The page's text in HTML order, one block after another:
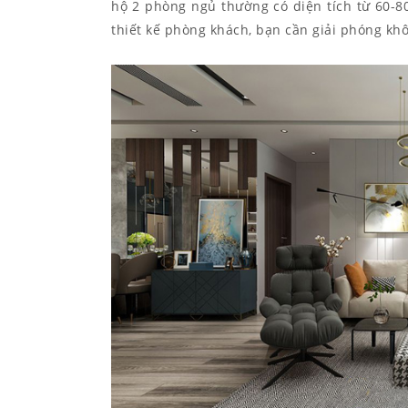
hộ 2 phòng ngủ thường có diện tích từ 60-
thiết kế phòng khách, bạn cần giải phóng